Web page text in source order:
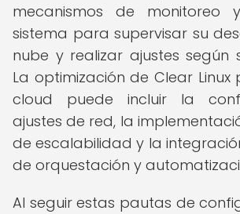
mecanismos de monitoreo
sistema para supervisar su
nube y realizar ajustes según
La optimización de Clear
cloud puede incluir la
ajustes de red, la
de escalabilidad y la
de orquestación y
Al seguir estas pautas de